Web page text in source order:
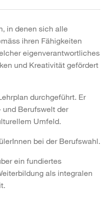
in denen sich alle
ihren Fähigkeiten
eigenverantwortliches
und Kreativität gefördert
durchgeführt. Er
und Berufswelt der
Umfeld.
bei der Berufswahl.
ein fundiertes
als integralen